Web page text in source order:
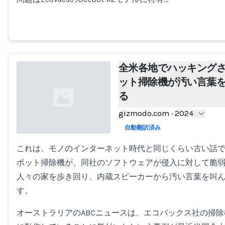
Loading...
全米各地でハッキング
ット掃除機が汚い言葉
る
gizmodo.com · 2024
自動翻訳済み
これは、モノのインターネット時代と同じくらい古い話
ボット掃除機が、同社のソフトウェアが侵入に対して脆
人々の家を歩き回り、内蔵スピーカーから汚い言葉を叫
す。
オーストラリアのABCニュースは、エコバックス社の掃